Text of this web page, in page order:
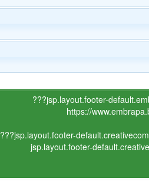
???jsp.layout.footer-
https://
???jsp.layout.footer-
jsp.layout.footer-